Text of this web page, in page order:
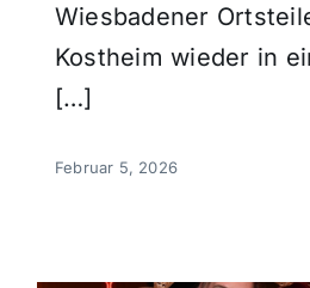
Wiesbadener
Kostheim wieder in
[…]
Februar 5, 2026